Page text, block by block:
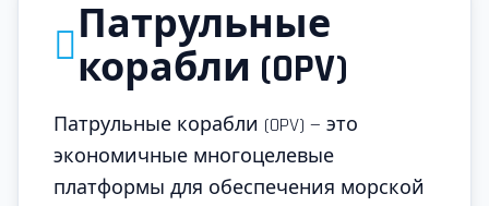
Патрульные
корабли (OPV)
Патрульные корабли (OPV) — это
экономичные многоцелевые
платформы для обеспечения морской